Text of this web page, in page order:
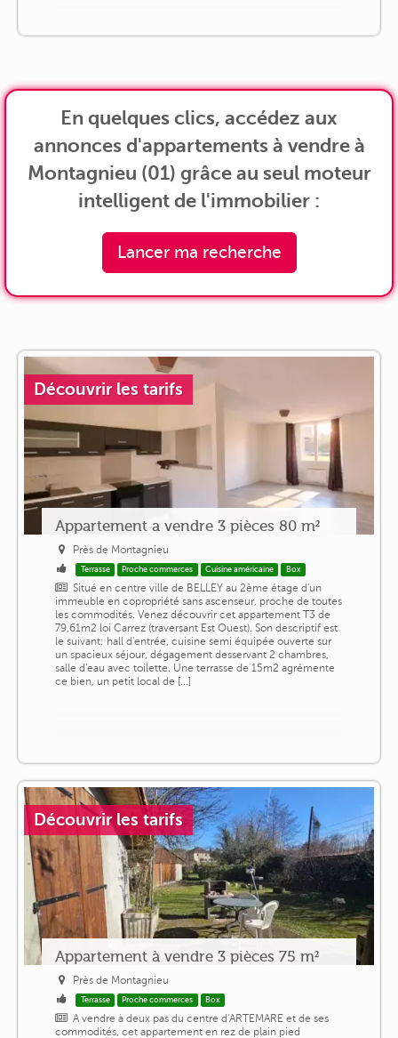
En quelques clics, accédez aux
annonces d'appartements à vendre à
Montagnieu (01) grâce au seul moteur
intelligent de l'immobilier :
Lancer ma recherche
Découvrir les tarifs
Appartement a vendre 3 pièces 80 m²
Près de Montagnieu
Terrasse Proche commerces Cuisine américaine Box
Situé en centre ville de BELLEY au 2ème étage d'un
immeuble en copropriété sans ascenseur, proche de toutes
les commodités. Venez découvrir cet appartement T3 de
79,61m2 loi Carrez (traversant Est Ouest). Son descriptif est
le suivant: hall d'entrée, cuisine semi équipée ouverte sur
un spacieux séjour, dégagement desservant 2 chambres,
salle d'eau avec toilette. Une terrasse de 15m2 agrémente
ce bien, un petit local de [...]
Découvrir les tarifs
Appartement à vendre 3 pièces 75 m²
Près de Montagnieu
Terrasse Proche commerces Box
A vendre à deux pas du centre d'ARTEMARE et de ses
commodités, cet appartement en rez de plain pied